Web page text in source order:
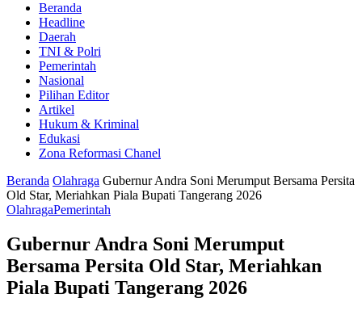
Beranda
Headline
Daerah
TNI & Polri
Pemerintah
Nasional
Pilihan Editor
Artikel
Hukum & Kriminal
Edukasi
Zona Reformasi Chanel
Beranda Olahraga Gubernur Andra Soni Merumput Bersama Persita
Old Star, Meriahkan Piala Bupati Tangerang 2026
OlahragaPemerintah
Gubernur Andra Soni Merumput
Bersama Persita Old Star, Meriahkan
Piala Bupati Tangerang 2026